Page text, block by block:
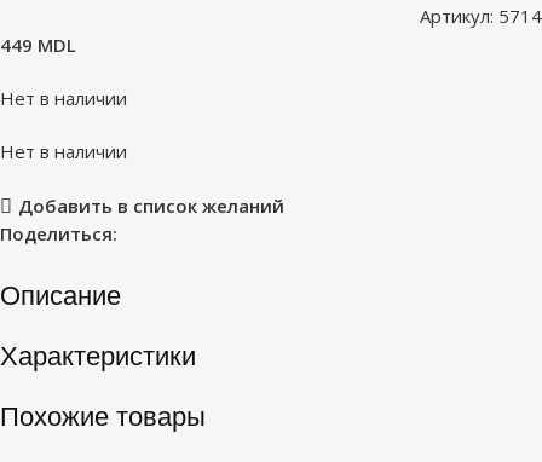
Артикул: 5714
449 MDL
Нет в наличии
Нет в наличии
Добавить в список желаний
Поделиться:
Описание
Характеристики
Похожие товары